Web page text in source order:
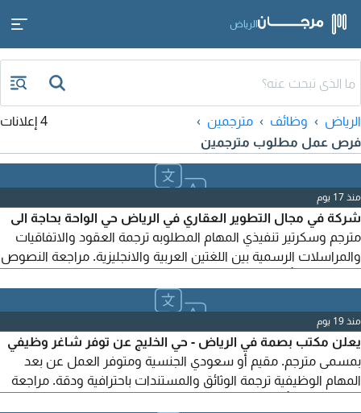
الرياض
الرياض وظائف
مترجمين
فرص عمل مطلوب مترجمين
4 إعلانات
منذ 17 يوم
شركة في مجال التطوير العقاري في الرياض حي الواحة بحاجة الى
مترجم وسكرتير تنفيذي المهام المطلوبه ترجمة العقود والاتفاقيات
والمراسلات الرسمية بين اللغتين العربية والانجليزية. مراجعة النصوص
المترجمة والتأكد من دقتها اللغوية والقانونية. الحفاظ على سرية
المستندات والمعلومات المتداولة. الالتزام بتسليم التر جمات ضمن
المواعيد تنظيم وإدارة جدول مواعيد المدير العام والاجتماعات. إدارة
المراسلات الواردة
منذ 19 يوم
يعلن مكتب بصمة في الرياض - حي الخليج عن توفر شاغر وظيفي
بمسمى مترجم. مقيم أو سعودي الجنسية ومتوفر العمل عن بعد
المهام الوظيفية ترجمة الوثائق والمستندات باحترافية ودقة. مراجعة